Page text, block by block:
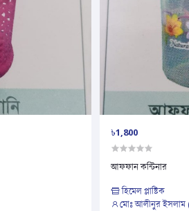
৳1,800
আফফান কন্টিনার
হিমেল প্লাষ্টিক
মোঃ আলীনুর ইসলাম